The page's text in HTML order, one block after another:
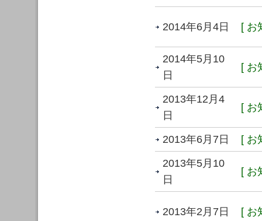
2014年6月4日 [ お
2014年5月10
日
[ お
2013年12月4
日
[ お
2013年6月7日 [ お
2013年5月10
日
[ お
2013年2月7日 [ お